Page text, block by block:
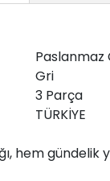
Paslanmaz
Gri
3 Parça
TÜRKİYE
hem